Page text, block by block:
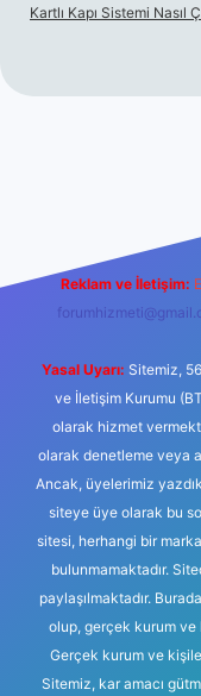
Kartlı Kapı Sistemi Nasıl
Reklam ve İletişim:
Yasal Uyarı: Sitemiz,
ve İletişim Kurumu
olarak hizmet
olarak denetleme veya
Ancak, üyelerimiz
siteye üye olarak bu
sitesi, herhangi bir
bulunmamaktadır.
paylaşılmaktadır.
olup, gerçek kurum ve
Gerçek kurum ve
Sitemiz, kar amacı